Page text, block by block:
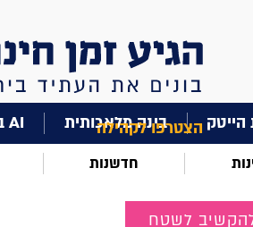
הצטרפו לקהילה הייטק בינה מלאכותית AI בחינוך
חדשנות
לשטח